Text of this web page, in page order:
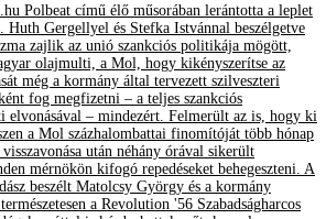
Polbeat című élő műsorában lerántotta a leplet
Huth Gergellyel és Stefka Istvánnal beszélgetve
zajlik az unió szankciós politikája mögött,
olajmulti, a Mol, hogy kikényszerítse az
még a kormány által tervezett szilveszteri
fog megfizetni – a teljes szankciós
elvonásával – mindezért. Felmerült az is, hogy ki
a Mol százhalombattai finomítóját több hónap
után néhány órával sikerült
mérnökön kifogó repedéseket behegeszteni. A
beszélt Matolcsy György és a kormány
a Revolution '56 Szabadságharcos